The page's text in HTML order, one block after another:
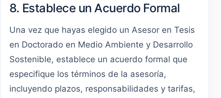
8. Establece un Acuerdo Formal
Una vez que hayas elegido un Asesor en Tesis
en Doctorado en Medio Ambiente y Desarrollo
Sostenible, establece un acuerdo formal que
especifique los términos de la asesoría,
incluyendo plazos, responsabilidades y tarifas,